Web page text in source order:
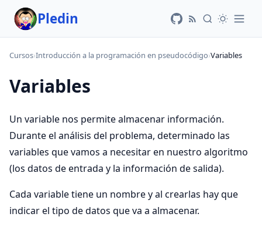
Pledin
Cursos›Introducción a la programación en pseudocódigo›Variables
Variables
Un variable nos permite almacenar información.
Durante el análisis del problema, determinado las
variables que vamos a necesitar en nuestro algoritmo
(los datos de entrada y la información de salida).
Cada variable tiene un nombre y al crearlas hay que
indicar el tipo de datos que va a almacenar.